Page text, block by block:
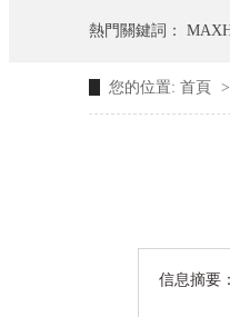
熱門關鍵詞：
您的位置: 首頁 >
信息摘要：